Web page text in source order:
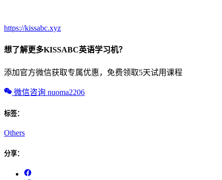
https://kissabc.xyz
想了解更多KISSABC英语学习机？
添加官方微信获取专属优惠，免费领取5天试用课程
微信咨询 nuoma2206
标签：
Others
分享：